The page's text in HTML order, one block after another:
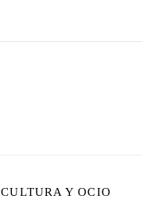
CULTURA Y OCIO